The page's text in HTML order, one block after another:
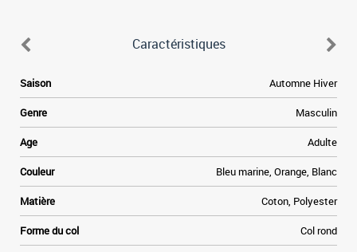
Caractéristiques
Saison Automne Hiver
Genre Masculin
Age Adulte
Couleur Bleu marine, Orange, Blanc
Matière Coton, Polyester
Forme du col Col rond